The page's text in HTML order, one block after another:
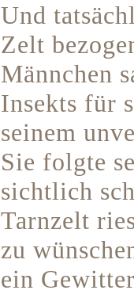
Und
Zelt
Männchen
Insekts für
seinem
Sie folgte
sichtlich
Tarnzelt
zu
ein